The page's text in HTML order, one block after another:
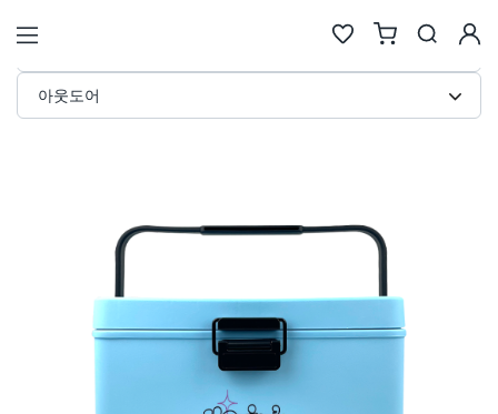
휴대용 쿨러 아이스박스 커스텀 제
검색
인기검색어
코스터
틴케이스
same
new
new
8 키링
9 키캡
10카메라
아웃도어